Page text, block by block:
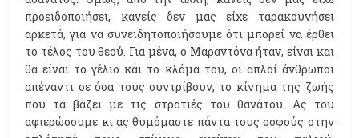
προειδοποιήσει, κανείς δεν μας είχε ταρακουνήσει
αρκετά, για να συνειδητοποιήσουμε ότι μπορεί να έρθει
το τέλος του θεού. Για μένα, ο Μαραντόνα ήταν, είναι και
θα είναι το γέλιο και το κλάμα του, οι απλοί άνθρωποι
απέναντι σε όσα τους συντρίβουν, το κίνημα της ζωής
που τα βάζει με τις στρατιές του θανάτου. Ας του
αφιερώσουμε κι ας θυμόμαστε πάντα τους σοφούς στην